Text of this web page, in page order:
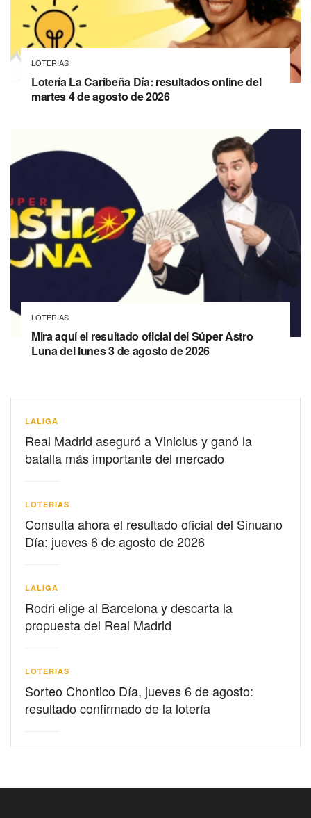
LOTERIAS
Lotería La Caribeña Día: resultados online del
martes 4 de agosto de 2026
LOTERIAS
Mira aquí el resultado oficial del Súper Astro
Luna del lunes 3 de agosto de 2026
LALIGA
Real Madrid aseguró a Vinicius y ganó la
batalla más importante del mercado
LOTERIAS
Consulta ahora el resultado oficial del Sinuano
Día: jueves 6 de agosto de 2026
LALIGA
Rodri elige al Barcelona y descarta la
propuesta del Real Madrid
LOTERIAS
Sorteo Chontico Día, jueves 6 de agosto:
resultado confirmado de la lotería